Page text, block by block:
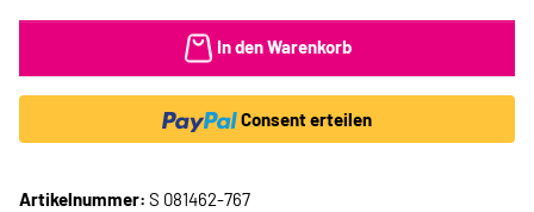
In den Warenkorb
Consent erteilen
Artikelnummer: S 081462-767